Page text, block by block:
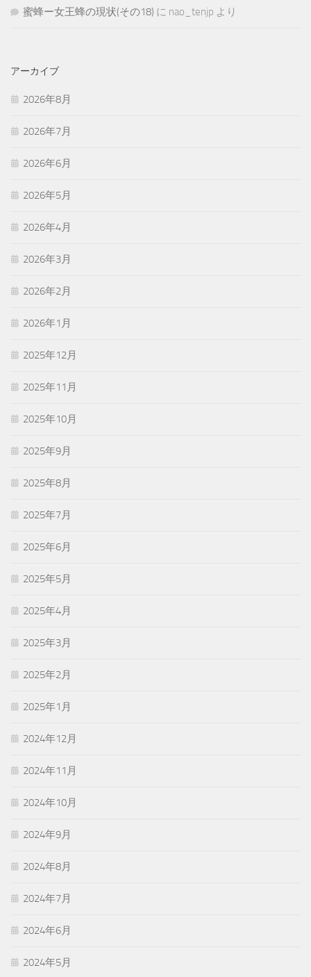
蜜蜂ー女王蜂の現状(その18) に nao_tenjp より
アーカイブ
2026年8月
2026年7月
2026年6月
2026年5月
2026年4月
2026年3月
2026年2月
2026年1月
2025年12月
2025年11月
2025年10月
2025年9月
2025年8月
2025年7月
2025年6月
2025年5月
2025年4月
2025年3月
2025年2月
2025年1月
2024年12月
2024年11月
2024年10月
2024年9月
2024年8月
2024年7月
2024年6月
2024年5月